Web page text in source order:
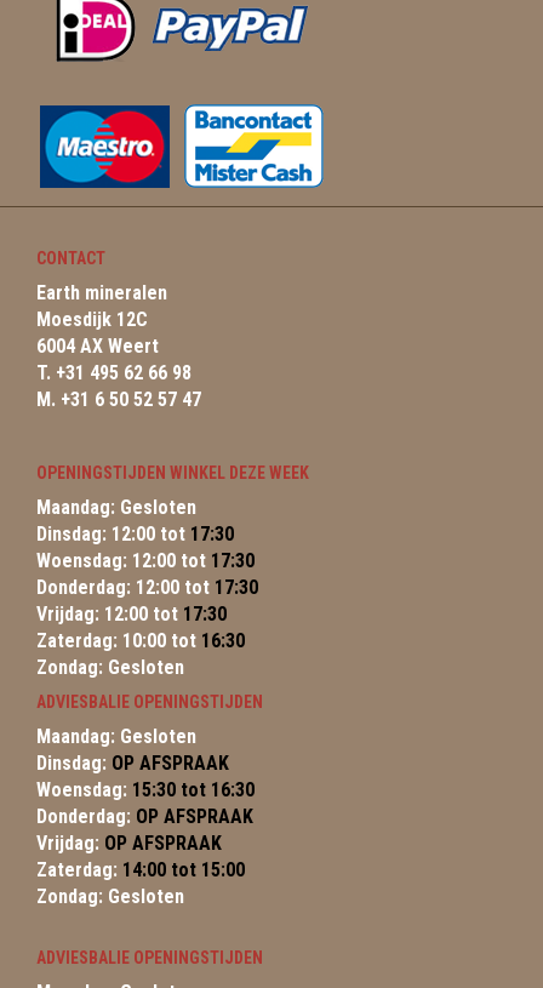
CONTACT
Earth mineralen
Moesdijk 12C
6004 AX Weert
T. +31 495 62 66 98
M. +31 6 50 52 57 47
OPENINGSTIJDEN WINKEL DEZE WEEK
Maandag: Gesloten
Dinsdag: 12:00 tot 17:30
Woensdag: 12:00 tot 17:30
Donderdag: 12:00 tot 17:30
Vrijdag: 12:00 tot 17:30
Zaterdag: 10:00 tot 16:30
Zondag: Gesloten
ADVIESBALIE OPENINGSTIJDEN
Maandag: Gesloten
Dinsdag: OP AFSPRAAK
Woensdag: 15:30 tot 16:30
Donderdag: OP AFSPRAAK
Vrijdag: OP AFSPRAAK
Zaterdag: 14:00 tot 15:00
Zondag: Gesloten
ADVIESBALIE OPENINGSTIJDEN